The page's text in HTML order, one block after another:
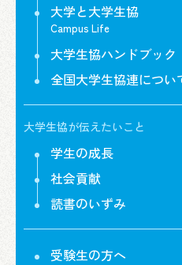
大学と大学生協
Campus Life
大学生協ハンドブック
全国大学生協連につい
大学生協が伝えたいこと
学生の成長
社会貢献
読書のいずみ
受験生の方へ